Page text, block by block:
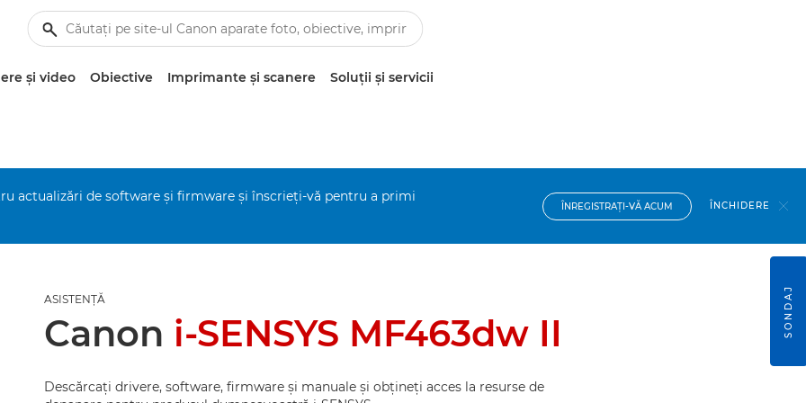
şi video Obiective Imprimante şi scanere Soluţii şi servicii
actualizări de software şi firmware şi înscrieţi-vă pentru a primi
ÎNREGISTRAŢI-VĂ ACUM ÎNCHIDERE
ASISTENŢĂ
Canon i-SENSYS MF463dw II
Descărcaţi drivere, software, firmware şi manuale şi obţineţi acces la resurse de
SONDAJ